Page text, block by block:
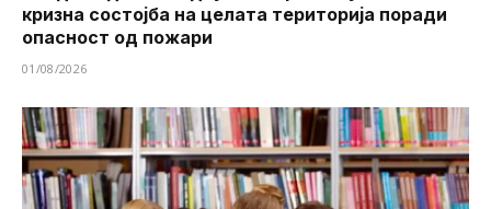
кризна состојба на целата територија поради
опасност од пожари
01/08/2026